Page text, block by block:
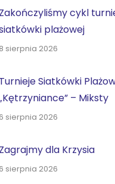
Zakończyliśmy cykl
plażowej
8 sierpnia 2026
Turnieje Siatkówki
– Miksty
6 sierpnia 2026
Zagrajmy dla Krzysia
6 sierpnia 2026